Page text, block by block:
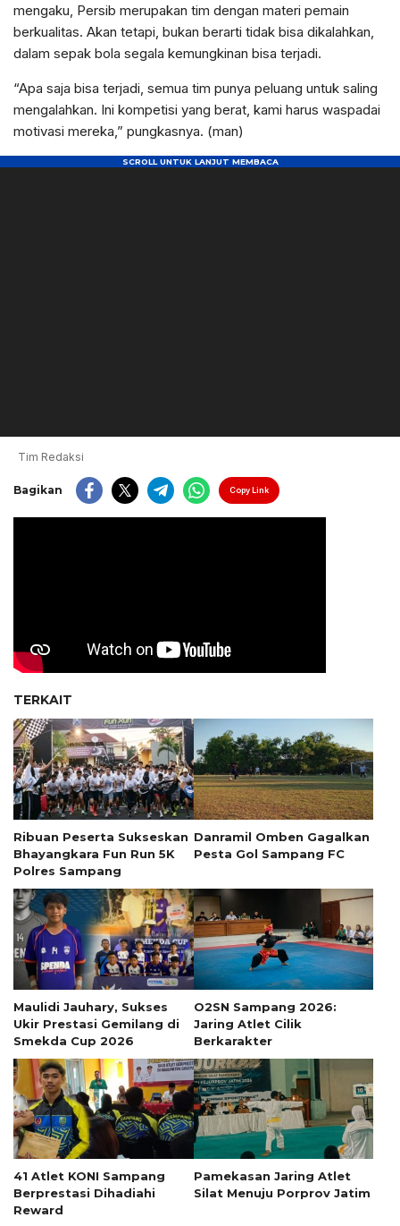
mengaku, Persib merupakan tim dengan materi pemain
berkualitas. Akan tetapi, bukan berarti tidak bisa dikalahkan,
dalam sepak bola segala kemungkinan bisa terjadi.
“Apa saja bisa terjadi, semua tim punya peluang untuk saling
mengalahkan. Ini kompetisi yang berat, kami harus waspadai
motivasi mereka,” pungkasnya. (man)
Tim Redaksi
Bagikan Copy Link
TERKAIT
Ribuan Peserta Sukseskan
Bhayangkara Fun Run 5K
Polres Sampang
Danramil Omben Gagalkan
Pesta Gol Sampang FC
Maulidi Jauhary, Sukses
Ukir Prestasi Gemilang di
Smekda Cup 2026
O2SN Sampang 2026:
Jaring Atlet Cilik
Berkarakter
41 Atlet KONI Sampang
Berprestasi Dihadiahi
Reward
Pamekasan Jaring Atlet
Silat Menuju Porprov Jatim